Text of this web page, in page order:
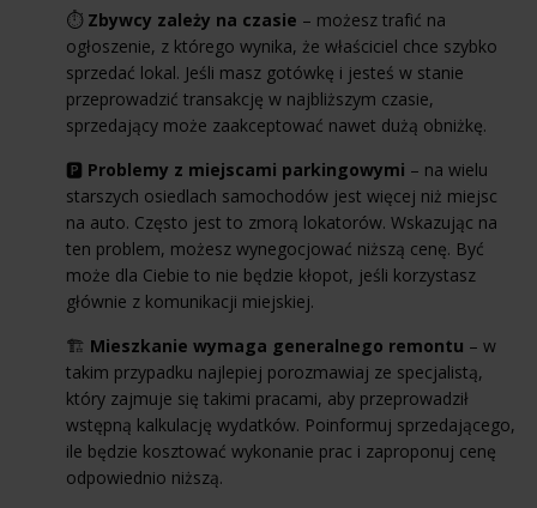
⏱️ Zbywcy zależy na czasie – możesz trafić na
ogłoszenie, z którego wynika, że właściciel chce szybko
sprzedać lokal. Jeśli masz gotówkę i jesteś w stanie
przeprowadzić transakcję w najbliższym czasie,
sprzedający może zaakceptować nawet dużą obniżkę.
🅿️ Problemy z miejscami parkingowymi – na wielu
starszych osiedlach samochodów jest więcej niż miejsc
na auto. Często jest to zmorą lokatorów. Wskazując na
ten problem, możesz wynegocjować niższą cenę. Być
może dla Ciebie to nie będzie kłopot, jeśli korzystasz
głównie z komunikacji miejskiej.
🏗️ Mieszkanie wymaga generalnego remontu – w
takim przypadku najlepiej porozmawiaj ze specjalistą,
który zajmuje się takimi pracami, aby przeprowadził
wstępną kalkulację wydatków. Poinformuj sprzedającego,
ile będzie kosztować wykonanie prac i zaproponuj cenę
odpowiednio niższą.